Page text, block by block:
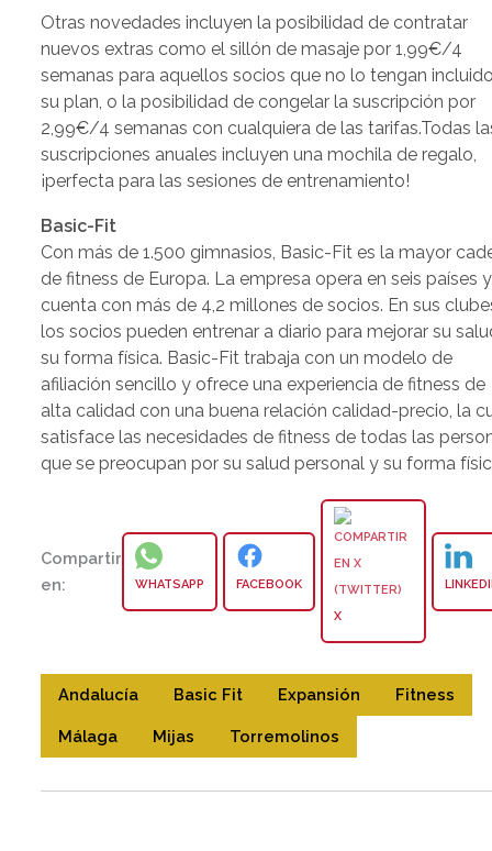
Otras novedades incluyen la posibilidad de contratar
nuevos extras como el sillón de masaje por 1,99€/4
semanas para aquellos socios que no lo tengan
su plan, o la posibilidad de congelar la suscripción por
2,99€/4 semanas con cualquiera de las tarifas.Todas
suscripciones anuales incluyen una mochila de regalo,
¡perfecta para las sesiones de entrenamiento!
Basic-Fit
Con más de 1.500 gimnasios, Basic-Fit es la mayor
de fitness de Europa. La empresa opera en seis países y
cuenta con más de 4,2 millones de socios. En sus
los socios pueden entrenar a diario para mejorar su
su forma física. Basic-Fit trabaja con un modelo de
afiliación sencillo y ofrece una experiencia de fitness de
alta calidad con una buena relación calidad-precio, la
satisface las necesidades de fitness de todas las
que se preocupan por su salud personal y su forma
Compartir
en:
WHATSAPP FACEBOOK
X
Andalucía Basic Fit Expansión Fitness
Málaga Mijas Torremolinos